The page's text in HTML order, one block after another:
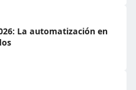
La automatización en